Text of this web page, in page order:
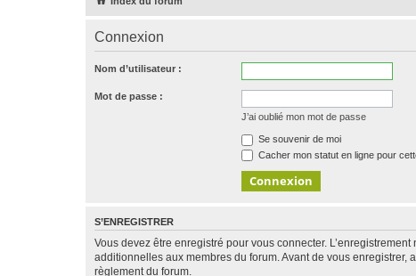
Connexion
Nom d’utilisateur :
Mot de passe :
J’ai oublié mon mot de passe
Se souvenir de moi
Cacher mon statut en ligne pour
S’ENREGISTRER
Vous devez être enregistré pour vous connecter.
additionnelles aux membres du forum. Avant de vous enregistrer,
règlement du forum.